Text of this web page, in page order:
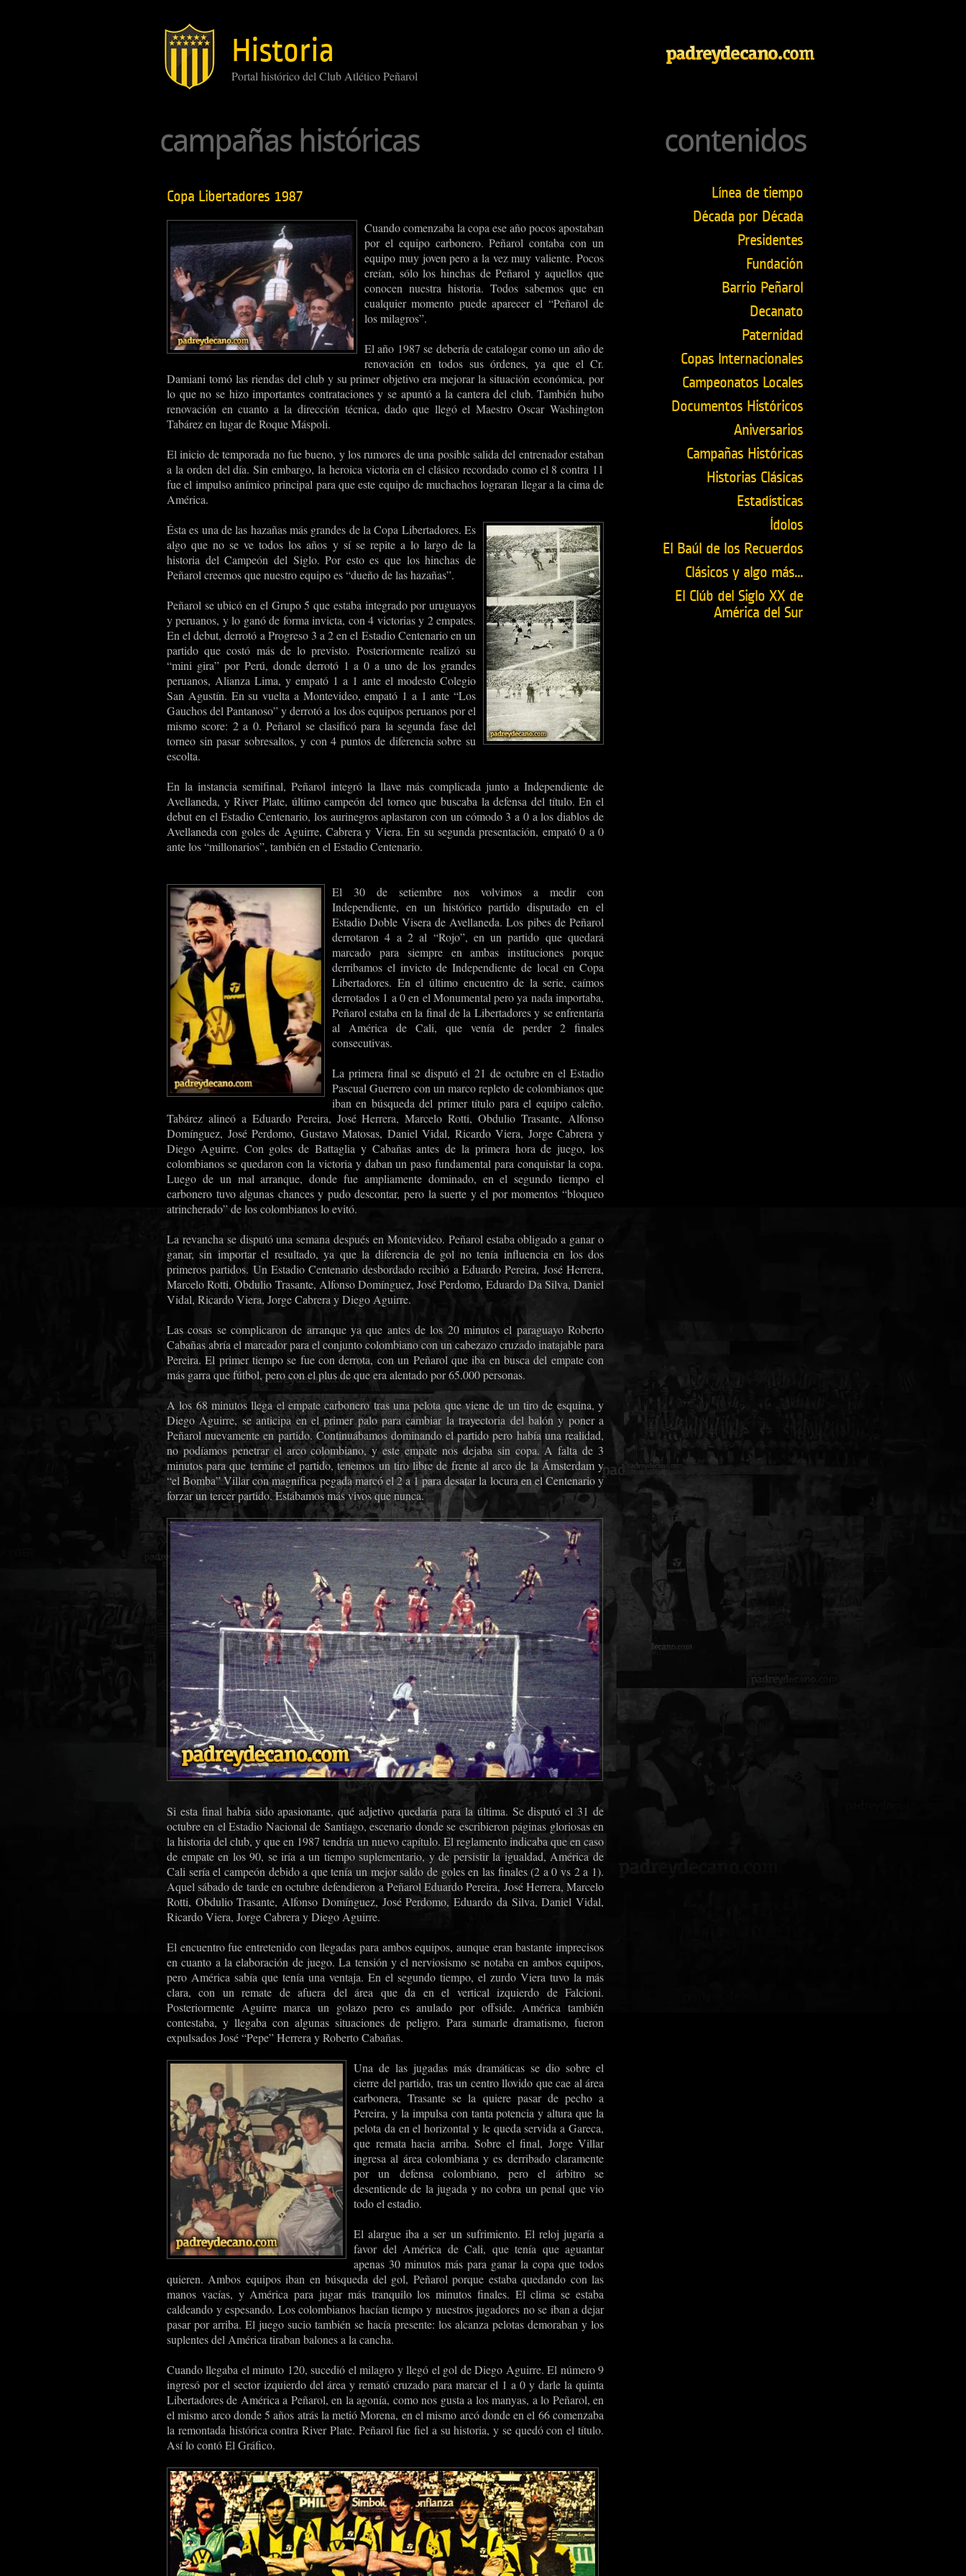
Historia
Portal histórico del Club Atlético Peñarol
campañas históricas contenidos
Copa Libertadores 1987
Cuando comenzaba la copa ese año pocos apostaban
por el equipo carbonero. Peñarol contaba con un
equipo muy joven pero a la vez muy valiente. Pocos
creían, sólo los hinchas de Peñarol y aquellos que
conocen nuestra historia. Todos sabemos que en
cualquier momento puede aparecer el “Peñarol de
los milagros”.
El año 1987 se debería de catalogar como un año de
renovación en todos sus órdenes, ya que el Cr.
Damiani tomó las riendas del club y su primer objetivo era mejorar la situación económica, por
lo que no se hizo importantes contrataciones y se apuntó a la cantera del club. También hubo
renovación en cuanto a la dirección técnica, dado que llegó el Maestro Oscar Washington
Tabárez en lugar de Roque Máspoli.
El inicio de temporada no fue bueno, y los rumores de una posible salida del entrenador estaban
a la orden del día. Sin embargo, la heroica victoria en el clásico recordado como el 8 contra 11
fue el impulso anímico principal para que este equipo de muchachos lograran llegar a la cima de
América.
Ésta es una de las hazañas más grandes de la Copa Libertadores. Es
algo que no se ve todos los años y sí se repite a lo largo de la
historia del Campeón del Siglo. Por esto es que los hinchas de
Peñarol creemos que nuestro equipo es “dueño de las hazañas”.
Peñarol se ubicó en el Grupo 5 que estaba integrado por uruguayos
y peruanos, y lo ganó de forma invicta, con 4 victorias y 2 empates.
En el debut, derrotó a Progreso 3 a 2 en el Estadio Centenario en un
partido que costó más de lo previsto. Posteriormente realizó su
“mini gira” por Perú, donde derrotó 1 a 0 a uno de los grandes
peruanos, Alianza Lima, y empató 1 a 1 ante el modesto Colegio
San Agustín. En su vuelta a Montevideo, empató 1 a 1 ante “Los
Gauchos del Pantanoso” y derrotó a los dos equipos peruanos por el
mismo score: 2 a 0. Peñarol se clasificó para la segunda fase del
torneo sin pasar sobresaltos, y con 4 puntos de diferencia sobre su
escolta.
En la instancia semifinal, Peñarol integró la llave más complicada junto a Independiente de
Avellaneda, y River Plate, último campeón del torneo que buscaba la defensa del título. En el
debut en el Estadio Centenario, los aurinegros aplastaron con un cómodo 3 a 0 a los diablos de
Avellaneda con goles de Aguirre, Cabrera y Viera. En su segunda presentación, empató 0 a 0
ante los “millonarios”, también en el Estadio Centenario.
El 30 de setiembre nos volvimos a medir con
Independiente, en un histórico partido disputado en el
Estadio Doble Visera de Avellaneda. Los pibes de Peñarol
derrotaron 4 a 2 al “Rojo”, en un partido que quedará
marcado para siempre en ambas instituciones porque
derribamos el invicto de Independiente de local en Copa
Libertadores. En el último encuentro de la serie, caímos
derrotados 1 a 0 en el Monumental pero ya nada importaba,
Peñarol estaba en la final de la Libertadores y se enfrentaría
al América de Cali, que venía de perder 2 finales
consecutivas.
La primera final se disputó el 21 de octubre en el Estadio
Pascual Guerrero con un marco repleto de colombianos que
iban en búsqueda del primer título para el equipo caleño.
Tabárez alineó a Eduardo Pereira, José Herrera, Marcelo Rotti, Obdulio Trasante, Alfonso
Domínguez, José Perdomo, Gustavo Matosas, Daniel Vidal, Ricardo Viera, Jorge Cabrera y
Diego Aguirre. Con goles de Battaglia y Cabañas antes de la primera hora de juego, los
colombianos se quedaron con la victoria y daban un paso fundamental para conquistar la copa.
Luego de un mal arranque, donde fue ampliamente dominado, en el segundo tiempo el
carbonero tuvo algunas chances y pudo descontar, pero la suerte y el por momentos “bloqueo
atrincherado” de los colombianos lo evitó.
La revancha se disputó una semana después en Montevideo. Peñarol estaba obligado a ganar o
ganar, sin importar el resultado, ya que la diferencia de gol no tenía influencia en los dos
primeros partidos. Un Estadio Centenario desbordado recibió a Eduardo Pereira, José Herrera,
Marcelo Rotti, Obdulio Trasante, Alfonso Domínguez, José Perdomo, Eduardo Da Silva, Daniel
Vidal, Ricardo Viera, Jorge Cabrera y Diego Aguirre.
Las cosas se complicaron de arranque ya que antes de los 20 minutos el paraguayo Roberto
Cabañas abría el marcador para el conjunto colombiano con un cabezazo cruzado inatajable para
Pereira. El primer tiempo se fue con derrota, con un Peñarol que iba en busca del empate con
más garra que fútbol, pero con el plus de que era alentado por 65.000 personas.
A los 68 minutos llega el empate carbonero tras una pelota que viene de un tiro de esquina, y
Diego Aguirre, se anticipa en el primer palo para cambiar la trayectoria del balón y poner a
Peñarol nuevamente en partido. Continuábamos dominando el partido pero había una realidad,
no podíamos penetrar el arco colombiano, y este empate nos dejaba sin copa. A falta de 3
minutos para que termine el partido, tenemos un tiro libre de frente al arco de la Ámsterdam y
“el Bomba” Villar con magnífica pegada marcó el 2 a 1 para desatar la locura en el Centenario y
forzar un tercer partido. Estábamos más vivos que nunca.
Si esta final había sido apasionante, qué adjetivo quedaría para la última. Se disputó el 31 de
octubre en el Estadio Nacional de Santiago, escenario donde se escribieron páginas gloriosas en
la historia del club, y que en 1987 tendría un nuevo capítulo. El reglamento indicaba que en caso
de empate en los 90, se iría a un tiempo suplementario, y de persistir la igualdad, América de
Cali sería el campeón debido a que tenía un mejor saldo de goles en las finales (2 a 0 vs 2 a 1).
Aquel sábado de tarde en octubre defendieron a Peñarol Eduardo Pereira, José Herrera, Marcelo
Rotti, Obdulio Trasante, Alfonso Domínguez, José Perdomo, Eduardo da Silva, Daniel Vidal,
Ricardo Viera, Jorge Cabrera y Diego Aguirre.
El encuentro fue entretenido con llegadas para ambos equipos, aunque eran bastante imprecisos
en cuanto a la elaboración de juego. La tensión y el nerviosismo se notaba en ambos equipos,
pero América sabía que tenía una ventaja. En el segundo tiempo, el zurdo Viera tuvo la más
clara, con un remate de afuera del área que da en el vertical izquierdo de Falcioni.
Posteriormente Aguirre marca un golazo pero es anulado por offside. América también
contestaba, y llegaba con algunas situaciones de peligro. Para sumarle dramatismo, fueron
expulsados José “Pepe” Herrera y Roberto Cabañas.
Una de las jugadas más dramáticas se dio sobre el
cierre del partido, tras un centro llovido que cae al área
carbonera, Trasante se la quiere pasar de pecho a
Pereira, y la impulsa con tanta potencia y altura que la
pelota da en el horizontal y le queda servida a Gareca,
que remata hacia arriba. Sobre el final, Jorge Villar
ingresa al área colombiana y es derribado claramente
por un defensa colombiano, pero el árbitro se
desentiende de la jugada y no cobra un penal que vio
todo el estadio.
El alargue iba a ser un sufrimiento. El reloj jugaría a
favor del América de Cali, que tenía que aguantar
apenas 30 minutos más para ganar la copa que todos
quieren. Ambos equipos iban en búsqueda del gol, Peñarol porque estaba quedando con las
manos vacías, y América para jugar más tranquilo los minutos finales. El clima se estaba
caldeando y espesando. Los colombianos hacían tiempo y nuestros jugadores no se iban a dejar
pasar por arriba. El juego sucio también se hacía presente: los alcanza pelotas demoraban y los
suplentes del América tiraban balones a la cancha.
Cuando llegaba el minuto 120, sucedió el milagro y llegó el gol de Diego Aguirre. El número 9
ingresó por el sector izquierdo del área y remató cruzado para marcar el 1 a 0 y darle la quinta
Libertadores de América a Peñarol, en la agonía, como nos gusta a los manyas, a lo Peñarol, en
el mismo arco donde 5 años atrás la metió Morena, en el mismo arcó donde en el 66 comenzaba
la remontada histórica contra River Plate. Peñarol fue fiel a su historia, y se quedó con el título.
Así lo contó El Gráfico.
Línea de tiempo
Década por Década
Presidentes
Fundación
Barrio Peñarol
Decanato
Paternidad
Copas Internacionales
Campeonatos Locales
Documentos Históricos
Aniversarios
Campañas Históricas
Historias Clásicas
Estadísticas
Ídolos
El Baúl de los Recuerdos
Clásicos y algo más...
El Clúb del Siglo XX de
América del Sur